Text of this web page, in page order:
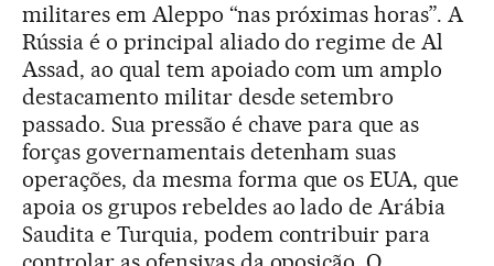
militares em Aleppo “nas próximas horas”. A
Rússia é o principal aliado do regime de Al
Assad, ao qual tem apoiado com um amplo
destacamento militar desde setembro
passado. Sua pressão é chave para que as
forças governamentais detenham suas
operações, da mesma forma que os EUA, que
apoia os grupos rebeldes ao lado de Arábia
Saudita e Turquia, podem contribuir para